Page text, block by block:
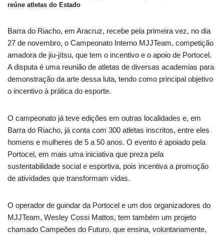
reúne atletas do Estado
Barra do Riacho, em Aracruz, recebe pela primeira vez, no dia
27 de novembro, o Campeonato Interno MJJTeam, competição
amadora de jiu-jítsu, que tem o incentivo e o apoio de Portocel.
A disputa é uma reunião de atletas de diversas academias para
demonstração da arte dessa luta, tendo como principal objetivo
o incentivo à prática do esporte.
O campeonato já teve edições em outras localidades e, em
Barra do Riacho, já conta com 300 atletas inscritos, entre eles
homens e mulheres de 5 a 50 anos. O evento é apoiado pela
Portocel, em mais uma iniciativa que preza pela
sustentabilidade social e esportiva, pois incentiva a promoção
de atividades que transformam vidas.
O operador de guindar da Portocel e um dos organizadores do
MJJTeam, Wesley Cossi Mattos, tem também um projeto
chamado Campeões do Futuro, que ensina, voluntariamente,